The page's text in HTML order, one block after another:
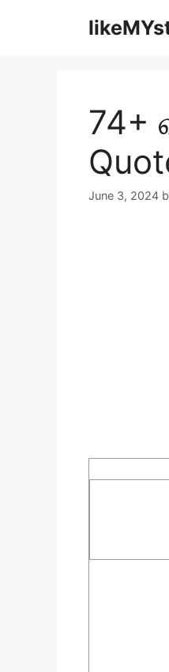
74+
June 3, 2024